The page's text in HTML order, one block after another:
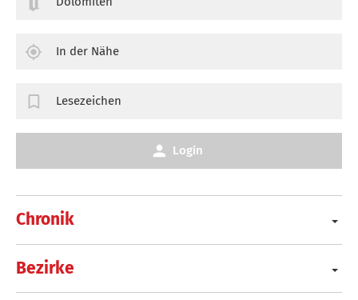
Chronik
Bezirke
In der Nähe
Lesezeichen
Login